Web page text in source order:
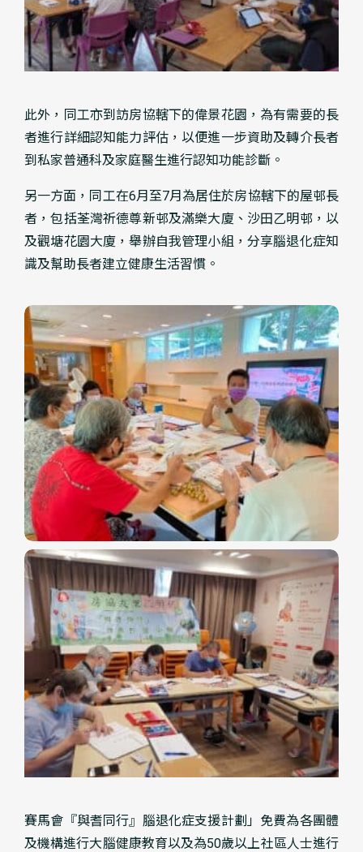
此外，同工亦到訪房協轄下的偉景花園，為有需要的長
者進行詳細認知能力評估，以便進一步資助及轉介長者
到私家普通科及家庭醫生進行認知功能診斷。
另一方面，同工在6月至7月為居住於房協轄下的屋邨長
者，包括荃灣祈德尊新邨及滿樂大廈、沙田乙明邨，以
及觀塘花園大廈，舉辦自我管理小組，分享腦退化症知
識及幫助長者建立健康生活習慣。
賽馬會『與耆同行』腦退化症支援計劃」免費為各團體
及機構進行大腦健康教育以及為50歲以上社區人士進行